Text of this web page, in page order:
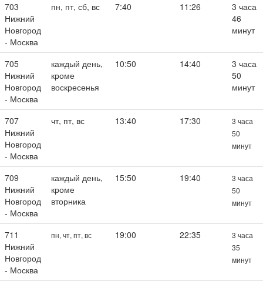
703
Нижний
Новгород
- Москва
пн, пт, сб, вс 7:40 11:26
3 часа
46
минут
705
Нижний
Новгород
- Москва
каждый день,
кроме
воскресенья
10:50 14:40
3 часа
50
минут
707
Нижний
Новгород
- Москва
чт, пт, вс 13:40 17:30
3 часа
50
минут
709
Нижний
Новгород
- Москва
каждый день,
кроме
вторника
15:50 19:40
3 часа
50
минут
711
Нижний
Новгород
- Москва
пн, чт, пт, вс 19:00 22:35
3 часа
35
минут